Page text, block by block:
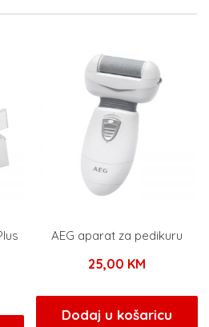
AEG aparat za pedikuru
25,00 KM
Dodaj u košaricu